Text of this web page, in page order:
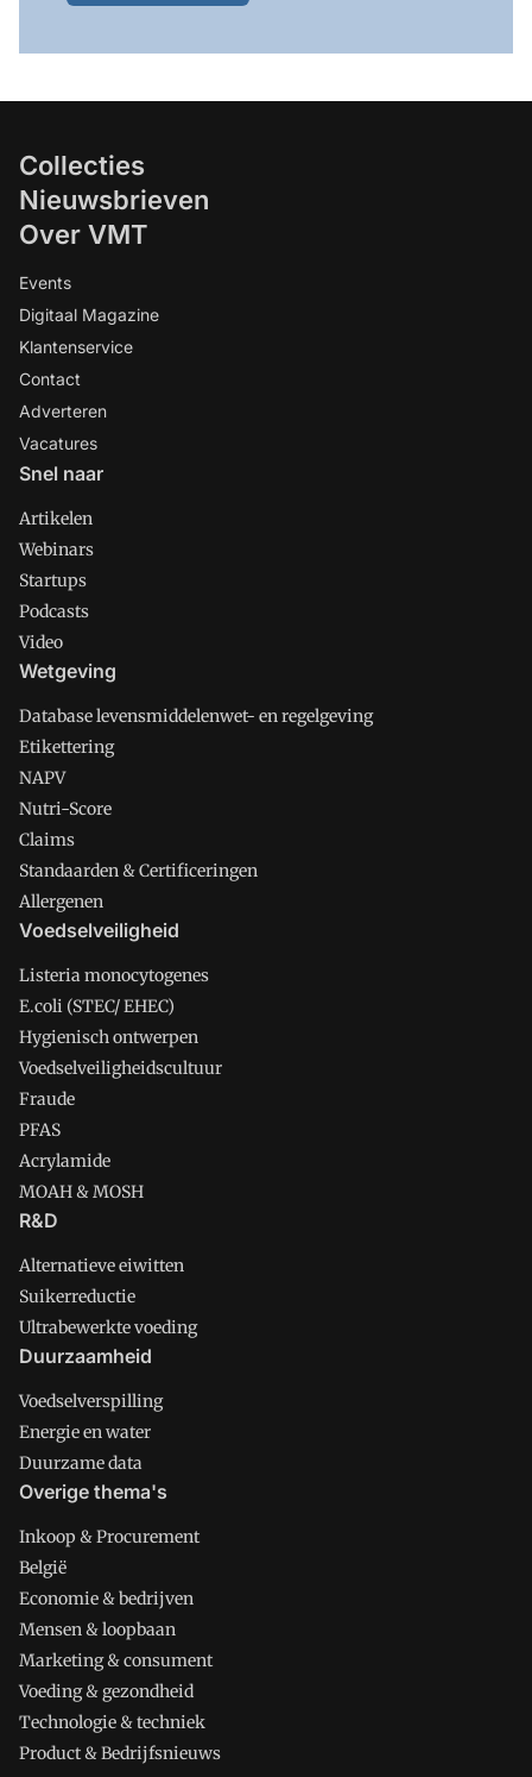
Collecties
Nieuwsbrieven
Over VMT
Events
Digitaal Magazine
Klantenservice
Contact
Adverteren
Vacatures
Snel naar
Artikelen
Webinars
Startups
Podcasts
Video
Wetgeving
Database levensmiddelenwet- en regelgeving
Etikettering
NAPV
Nutri-Score
Claims
Standaarden & Certificeringen
Allergenen
Voedselveiligheid
Listeria monocytogenes
E.coli (STEC/ EHEC)
Hygienisch ontwerpen
Voedselveiligheidscultuur
Fraude
PFAS
Acrylamide
MOAH & MOSH
R&D
Alternatieve eiwitten
Suikerreductie
Ultrabewerkte voeding
Duurzaamheid
Voedselverspilling
Energie en water
Duurzame data
Overige thema's
Inkoop & Procurement
België
Economie & bedrijven
Mensen & loopbaan
Marketing & consument
Voeding & gezondheid
Technologie & techniek
Product & Bedrijfsnieuws